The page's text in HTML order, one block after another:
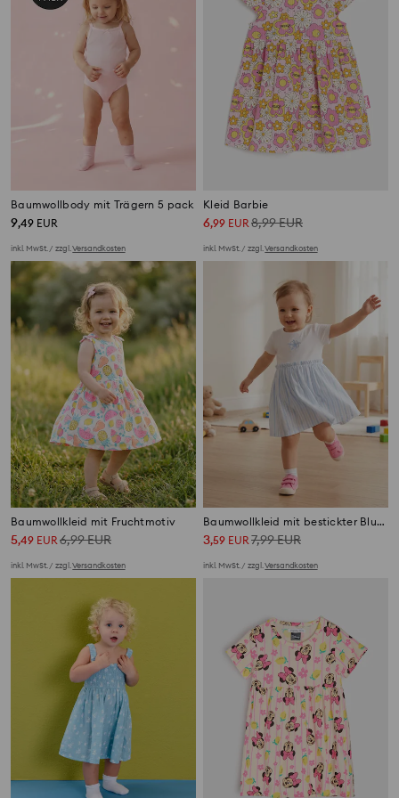
Baumwollbody mit Trägern 5 pack
9,49 EUR
inkl. MwSt. / zzgl.Versandkosten
Kleid Barbie
6,99 EUR 8,99EUR
inkl. MwSt. / zzgl.Versandkosten
Baumwollkleid mit Fruchtmotiv
5,49 EUR6,99EUR
inkl. MwSt. / zzgl.Versandkosten
Baumwollkleid mit bestickter Blume
3,59 EUR7,99EUR
inkl. MwSt. / zzgl.Versandkosten